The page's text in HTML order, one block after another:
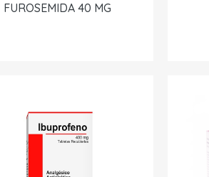
FUROSEMIDA 40 MG